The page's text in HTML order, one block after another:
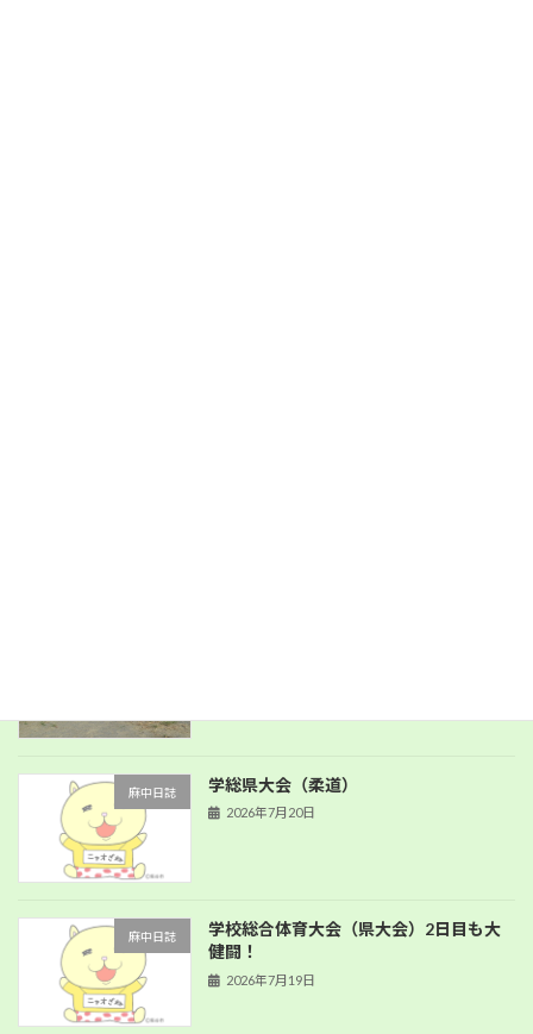
麻中日誌 学総県大会（柔道）
2026年7月20日
麻中日誌
学校総合体育大会（県大会）2日目も大
健闘！
2026年7月19日